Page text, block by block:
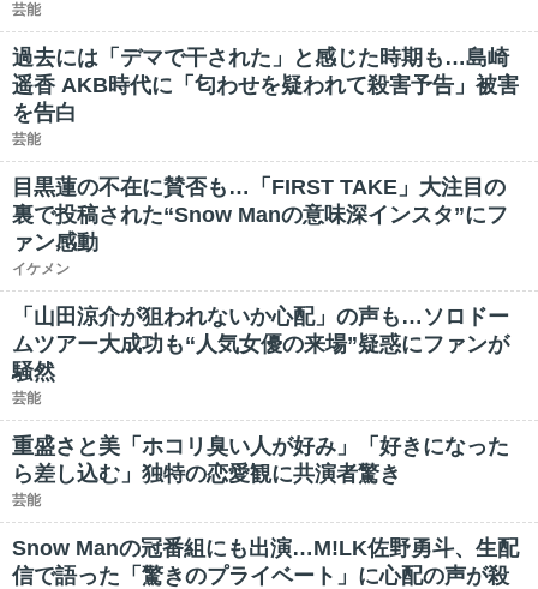
芸能
過去には「デマで干された」と感じた時期も…島崎
遥香 AKB時代に「匂わせを疑われて殺害予告」被害
を告白
芸能
目黒蓮の不在に賛否も…「FIRST TAKE」大注目の
裏で投稿された“Snow Manの意味深インスタ”にフ
ァン感動
イケメン
「山田涼介が狙われないか心配」の声も…ソロドー
ムツアー大成功も“人気女優の来場”疑惑にファンが
騒然
芸能
重盛さと美「ホコリ臭い人が好み」「好きになった
ら差し込む」独特の恋愛観に共演者驚き
芸能
Snow Manの冠番組にも出演…M!LK佐野勇斗、生配
信で語った「驚きのプライベート」に心配の声が殺